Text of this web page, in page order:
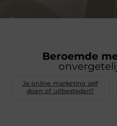
Beroemde
Je online marketing zelf
doen of uitbesteden?